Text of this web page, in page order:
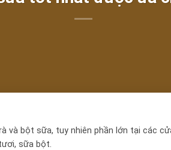
và bột sữa, tuy nhiên phần lớn tại các
sữa bột.